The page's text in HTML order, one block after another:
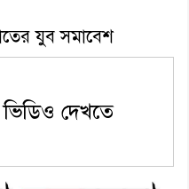
যুব সমাবেশ
দেখতে